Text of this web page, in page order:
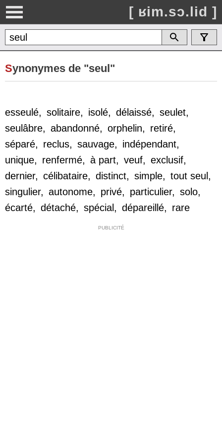
[ ʁim.sɔ.lid ]
Synonymes de "seul"
esseulé, solitaire, isolé, délaissé, seulet,
seulâbre, abandonné, orphelin, retiré,
séparé, reclus, sauvage, indépendant,
unique, renfermé, à part, veuf, exclusif,
dernier, célibataire, distinct, simple, tout seul,
singulier, autonome, privé, particulier, solo,
écarté, détaché, spécial, dépareillé, rare
PUBLICITÉ